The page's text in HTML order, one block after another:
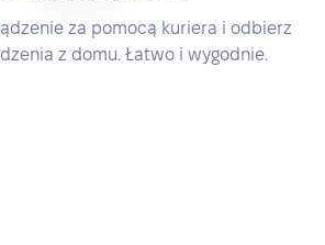
za pomocą kuriera i odbierz
z domu. Łatwo i wygodnie.